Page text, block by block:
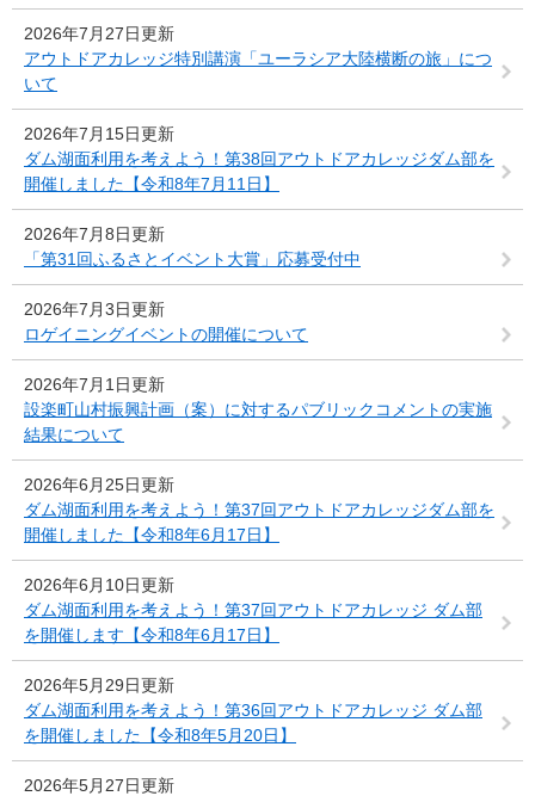
2026年7月27日更新
アウトドアカレッジ特別講演「ユーラシア大陸横断の旅」につ
いて
2026年7月15日更新
ダム湖面利用を考えよう！第38回アウトドアカレッジダム部を
開催しました【令和8年7月11日】
2026年7月8日更新
「第31回ふるさとイベント大賞」応募受付中
2026年7月3日更新
ロゲイニングイベントの開催について
2026年7月1日更新
設楽町山村振興計画（案）に対するパブリックコメントの実施
結果について
2026年6月25日更新
ダム湖面利用を考えよう！第37回アウトドアカレッジダム部を
開催しました【令和8年6月17日】
2026年6月10日更新
ダム湖面利用を考えよう！第37回アウトドアカレッジ ダム部
を開催します【令和8年6月17日】
2026年5月29日更新
ダム湖面利用を考えよう！第36回アウトドアカレッジ ダム部
を開催しました【令和8年5月20日】
2026年5月27日更新